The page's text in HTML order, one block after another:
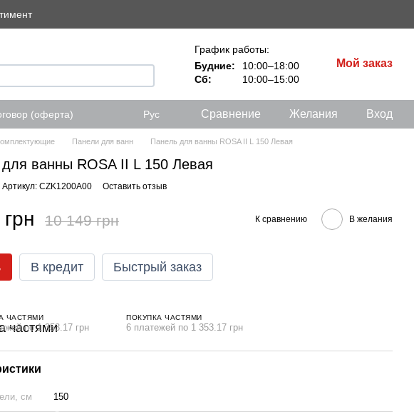
График работы:
Будние:
10:00–18:00
Сб:
10:00–15:00
Мой заказ
(оферта) Рус Сравнение Желания Вход
Панели для ванн Панель для ванны ROSA II L 150 Левая
ванны ROSA II L 150 Левая
Артикул: CZK1200A00 Оставить отзыв
10 149 грн К сравнению В желания
В кредит Быстрый заказ
ЧАСТЯМИ
по 1 353.17 грн
ПОКУПКА ЧАСТЯМИ
6 платежей по 1 353.17 грн
см
150